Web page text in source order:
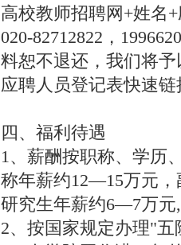
高校教师招聘网+姓名
020-82712822，
料恕不退还，我们将
应聘人员登记表快速链
四、福利待遇
1、薪酬按职称、学历
称年薪约12—15万元
研究生年薪约6—7万
2、按国家规定办理"五